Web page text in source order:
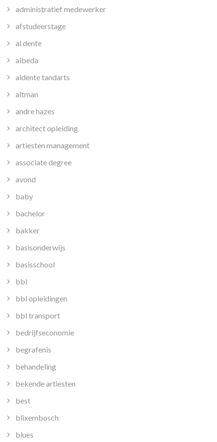
administratief medewerker
afstudeerstage
al dente
albeda
aldente tandarts
altman
andre hazes
architect opleiding
artiesten management
associate degree
avond
baby
bachelor
bakker
basisonderwijs
basisschool
bbl
bbl opleidingen
bbl transport
bedrijfseconomie
begrafenis
behandeling
bekende artiesten
best
blixembosch
blues